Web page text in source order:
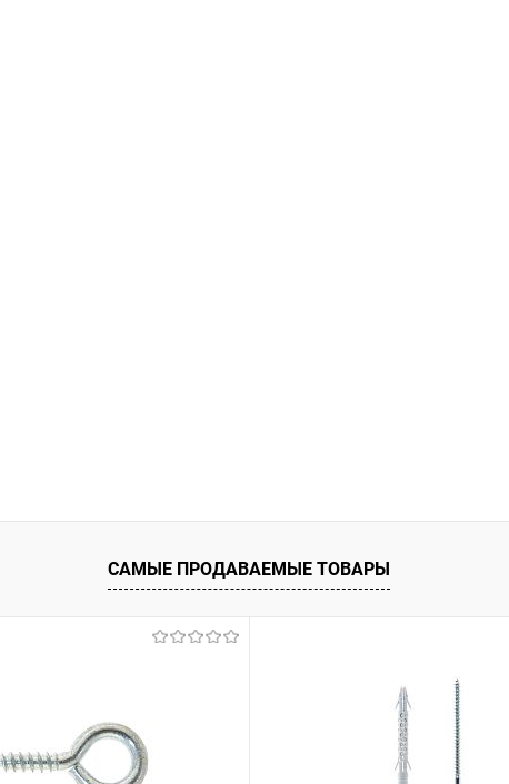
САМЫЕ ПРОДАВАЕМЫЕ ТОВАРЫ